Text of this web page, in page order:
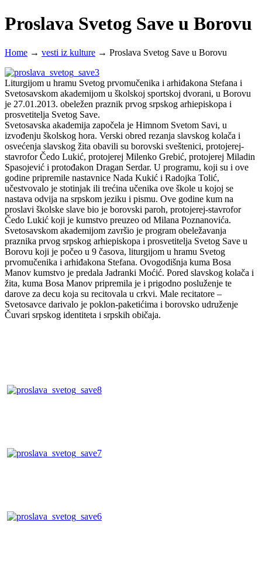
Proslava Svetog Save u Borovu
Home → vesti iz kulture → Proslava Svetog Save u Borovu
Liturgijom u hramu Svetog prvomučenika i arhiđakona Stefana i
Svetosavskom akademijom u školskoj sportskoj dvorani, u Borovu
je 27.01.2013. obeležen praznik prvog srpskog arhiepiskopa i
prosvetitelja Svetog Save.
Svetosavska akademija započela je Himnom Svetom Savi, u
izvođenju školskog hora. Verski obred rezanja slavskog kolača i
osvećenja slavskog žita obavili su borovski sveštenici, protojerej-
stavrofor Čedo Lukić, protojerej Milenko Grebić, protojerej Miladin
Spasojević i protođakon Dragan Serdar. U programu, koji su i ove
godine pripremile nastavnice Nada Kukić i Radojka Tolić,
učestvovalo je stotinjak ili trećina učenika ove škole u kojoj se
nastava odvija na srpskom jeziku i pismu. Ove godine kum na
proslavi školske slave bio je borovski paroh, protojerej-stavrofor
Čedo Lukić koji je kumstvo preuzeo od Milana Poznanovića.
Svetosavskom akademijom završio je program obeležavanja
praznika prvog srpskog arhiepiskopa i prosvetitelja Svetog Save u
Borovu koji je počeo u 9 časova, liturgijom u hramu Svetog
prvomučenika i arhiđakona Stefana. Ovogodišnja kuma Bosa
Manov kumstvo je predala Jadranki Moćić. Pored slavskog kolača i
žita, kuma Bosa Manov pripremila je i prigodno posluženje te
darove za decu koja su recitovala u crkvi. Male recitatore –
Svetosavce darivalo je poklon-paketićima i borovsko udruženje
Čuvari srpskog identiteta i srpskih običaja.